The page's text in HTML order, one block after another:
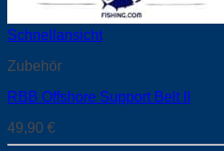
Schnellansicht
Zubehör
RBB Offshore Support Belt II
49,90 €